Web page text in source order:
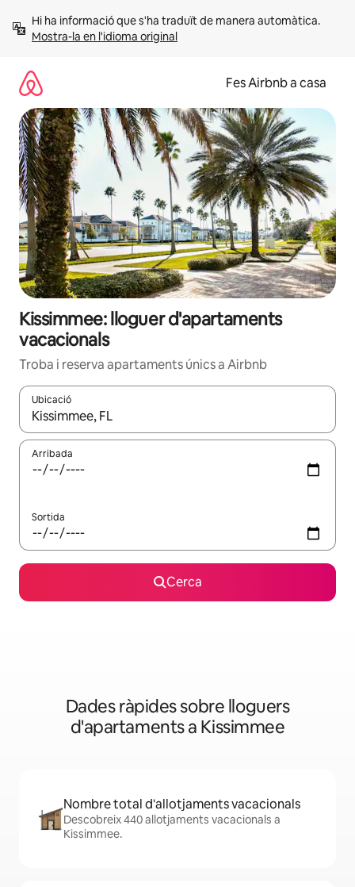
Mostra-la en l'idioma original
Fes Airbnb a casa
Kissimmee: lloguer d'apartaments
vacacionals
Troba i reserva apartaments únics a Airbnb
Ubicació
Quan els resultats estiguin disponibles, podràs navegar-hi a
Arribada
Sortida
Cerca
Dades ràpides sobre lloguers
d'apartaments a Kissimmee
Nombre total d'allotjaments vacacionals
Descobreix 440 allotjaments vacacionals a
Kissimmee.